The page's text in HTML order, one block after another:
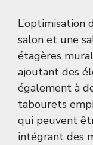
L’optimisation
salon et une
étagères
ajoutant des
également à
tabourets
qui peuvent
intégrant des